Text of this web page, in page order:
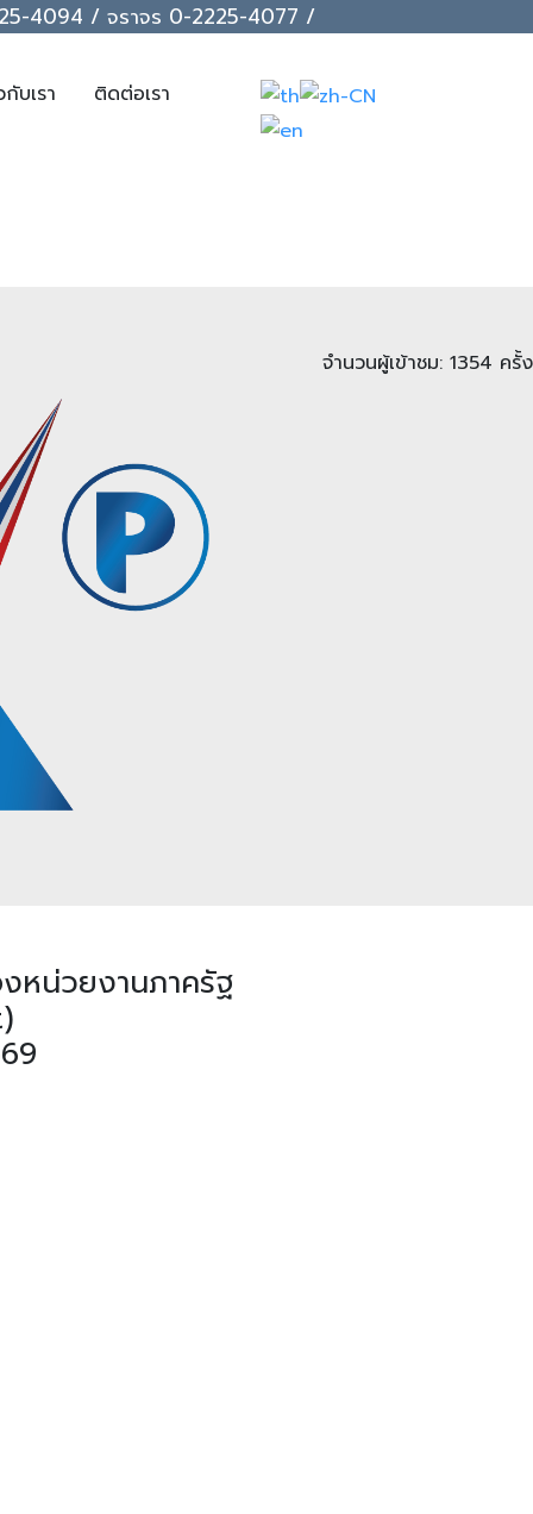
4094 / จราจร 0-2225-4077 /
บเรา
ติดต่อเรา
จำนวนผู้เข้าชม: 1354 ครั้ง
งหน่วยงานภาครัฐ